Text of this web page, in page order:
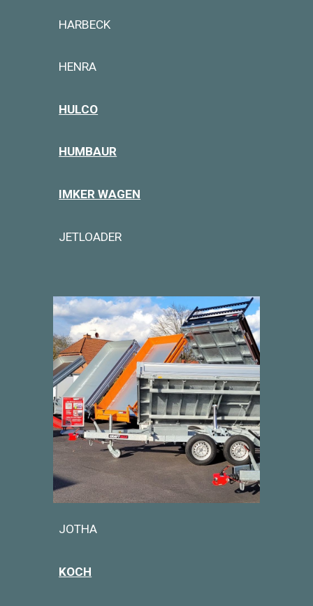
HARBECK
HENRA
HULCO
HUMBAUR
IMKER WAGEN
JETLOADER
JOTHA
KOCH